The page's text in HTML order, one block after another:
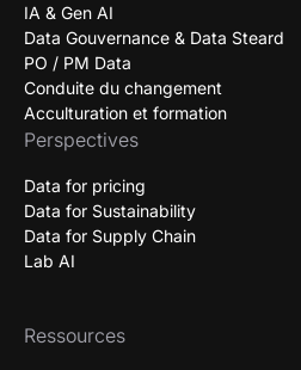
IA & Gen AI
Data Gouvernance & Data Steard
PO / PM Data
Conduite du changement
Acculturation et formation
Perspectives
Data for pricing
Data for Sustainability
Data for Supply Chain
Lab AI
Ressources